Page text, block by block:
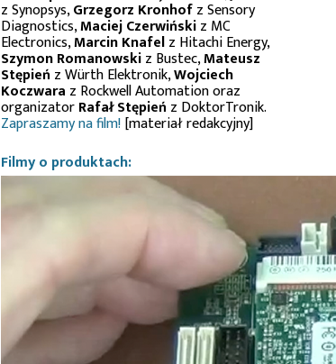
z Synopsys,Grzegorz Kronhofz Sensory
Diagnostics,Maciej Czerwińskiz MC
Electronics,Marcin Knafelz Hitachi Energy,
Szymon Romanowskiz Bustec,Mateusz
Stępień z Würth Elektronik,Wojciech
Koczwara z Rockwell Automation oraz
organizatorRafał Stępień z DoktorTronik.
Zapraszamy na film![materiał redakcyjny]
Filmy o produktach: